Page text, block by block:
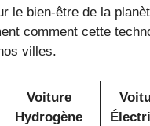
le bien-être de la
comment cette
villes.
Voiture
Hydrogène